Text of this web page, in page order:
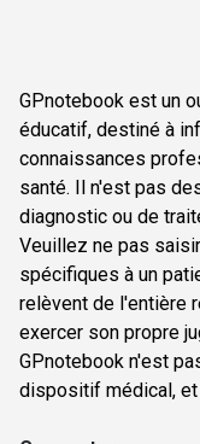
GPnotebook est un
éducatif, destiné à
connaissances
santé. Il n'est pas
diagnostic ou de
Veuillez ne pas
spécifiques à un
relèvent de l'entière
exercer son propre
GPnotebook n'est
dispositif médical,